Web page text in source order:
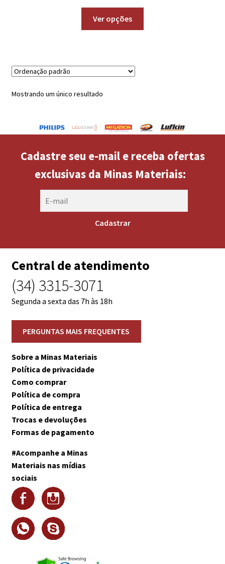
Ver opções
Mostrando um único resultado
Cadastre seu e-mail e receba ofertas
exclusivas da Minas Materiais:
Central de atendimento
(34) 3315-3071
Segunda a sexta das 7h às 18h
Sobre a Minas Materiais
Política de privacidade
Como comprar
Política de compra
Política de entrega
Trocas e devoluções
Formas de pagamento
#Acompanhe a Minas
Materiais nas mídias
sociais